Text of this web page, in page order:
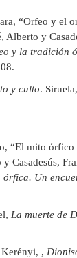
“Orfeo y el
Alberto y
y la tradición
y culto.
“El mito órfico
Casadesús,
Un
La muerte de
,